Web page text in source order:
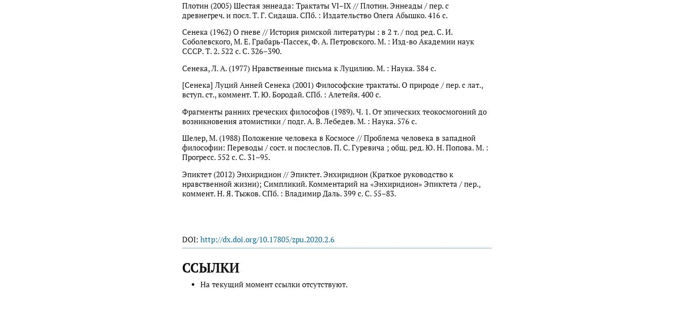
Плотин (2005) Шестая эннеада: Трактаты VI–IX // Плотин. Эннеады / пер. с
древнегреч. и посл. Т. Г. Сидаша. СПб. : Издательство Олега Абышко. 416 с.
Сенека (1962) О гневе // История римской литературы : в 2 т. / под ред. С. И.
Соболевского, М. Е. Грабарь-Пассек, Ф. А. Петровского. М. : Изд-во Академии наук
СССР. Т. 2. 522 с. С. 326–390.
Сенека, Л. А. (1977) Нравственные письма к Луцилию. М. : Наука. 384 с.
[Сенека] Луций Анней Сенека (2001) Философские трактаты. О природе / пер. с лат.,
вступ. ст., коммент. Т. Ю. Бородай. СПб. : Алетейя. 400 с.
Фрагменты ранних греческих философов (1989). Ч. 1. От эпических теокосмогоний до
возникновения атомистики / подг. А. В. Лебедев. М. : Наука. 576 с.
Шелер, М. (1988) Положение человека в Космосе // Проблема человека в западной
философии: Переводы / сост. и послеслов. П. С. Гуревича ; общ. ред. Ю. Н. Попова. М. :
Прогресс. 552 с. С. 31–95.
Эпиктет (2012) Энхиридион // Эпиктет. Энхиридион (Краткое руководство к
нравственной жизни); Симпликий. Комментарий на «Энхиридион» Эпиктета / пер.,
коммент. Н. Я. Тыжов. СПб. : Владимир Даль. 399 с. С. 55–83.
DOI: http://dx.doi.org/10.17805/zpu.2020.2.6
ССЫЛКИ
На текущий момент ссылки отсутствуют.